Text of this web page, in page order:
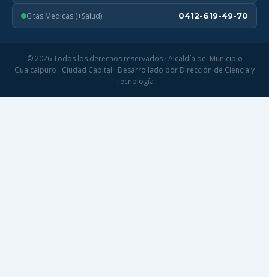
Citas Médicas (+Salud) 0412-619-49-70
© 2026 Todos los derechos reservados · Alcaldía del Municipio
Guaicaipuro · Ciudad Capital · Desarrollado por Dirección de Ciencia y
Tecnología